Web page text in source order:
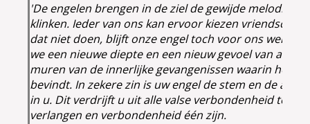
'De engelen brengen in de ziel de gewijde
klinken. Ieder van ons kan ervoor kiezen
dat niet doen, blijft onze engel toch voor ons
we een nieuwe diepte en een nieuw gevoel van
muren van de innerlijke gevangenissen waarin het
bevindt. In zekere zin is uw engel de stem en de
in u. Dit verdrijft u uit alle valse verbondenheid
verlangen en verbondenheid één zijn.